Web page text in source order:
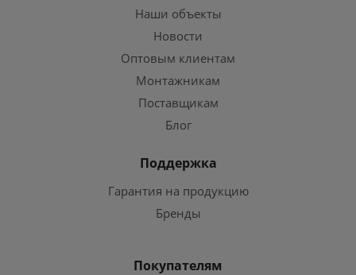
Наши объекты
Новости
Оптовым клиентам
Монтажникам
Поставщикам
Блог
Поддержка
Гарантия на продукцию
Бренды
Покупателям